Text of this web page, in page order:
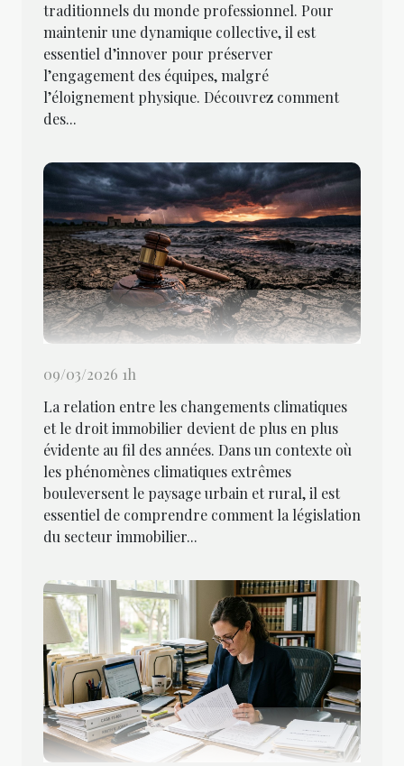
traditionnels du monde professionnel. Pour
maintenir une dynamique collective, il est
essentiel d’innover pour préserver
l’engagement des équipes, malgré
l’éloignement physique. Découvrez comment
des...
09/03/2026 1h
La relation entre les changements climatiques
et le droit immobilier devient de plus en plus
évidente au fil des années. Dans un contexte où
les phénomènes climatiques extrêmes
bouleversent le paysage urbain et rural, il est
essentiel de comprendre comment la législation
du secteur immobilier...